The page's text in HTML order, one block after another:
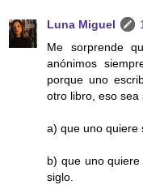
Luna Miguel
Me sorprende
anónimos
porque uno
otro libro, eso sea
a) que uno quiere
b) que uno
siglo.